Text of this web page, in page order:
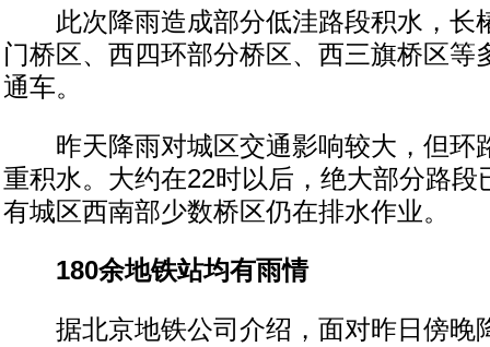
此次降雨造成部分低洼路段积水，长
门桥区、西四环部分桥区、西三旗桥区等
通车。
昨天降雨对城区交通影响较大，但环
重积水。大约在22时以后，绝大部分路段
有城区西南部少数桥区仍在排水作业。
180余地铁站均有雨情
据北京地铁公司介绍，面对昨日傍晚